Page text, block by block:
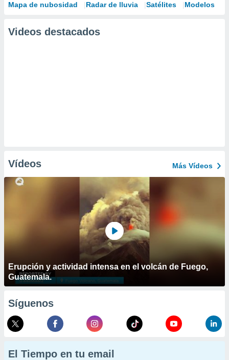
Mapa de nubosidad Radar de lluvia Satélites Modelos
Videos destacados
Vídeos Más Vídeos
Erupción y actividad intensa en el volcán de Fuego,
Guatemala.
Síguenos
El Tiempo en tu email